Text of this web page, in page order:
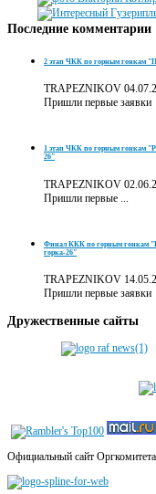
Последние комментарии
2 этап ЧКК по горным гонкам
TRAPEZNIKOV
Пришли первые заявки
1 этап ЧКК по горным гонкам
26"
TRAPEZNIKOV
Пришли первые ...
Финал ККК по горным гонкам
горка-26"
TRAPEZNIKOV
Пришли первые заявки
Дружественные сайты
Официальный сайт